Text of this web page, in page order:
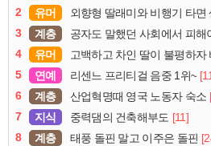
2
유머 외향형 딸래미와 비행기 타면
3
계층 공자도 말했던 사회에서 피해
4
유머 고백하고 차인 딸이 불평하자
5
연예 리센느 프리티걸 음중 1위~
6
계층 산업혁명때 영국 노동자 숙소
7
지식 중력댐의 건축해부도 [11]
8
계층 태풍 돌핀 말고 이주은 돌핀